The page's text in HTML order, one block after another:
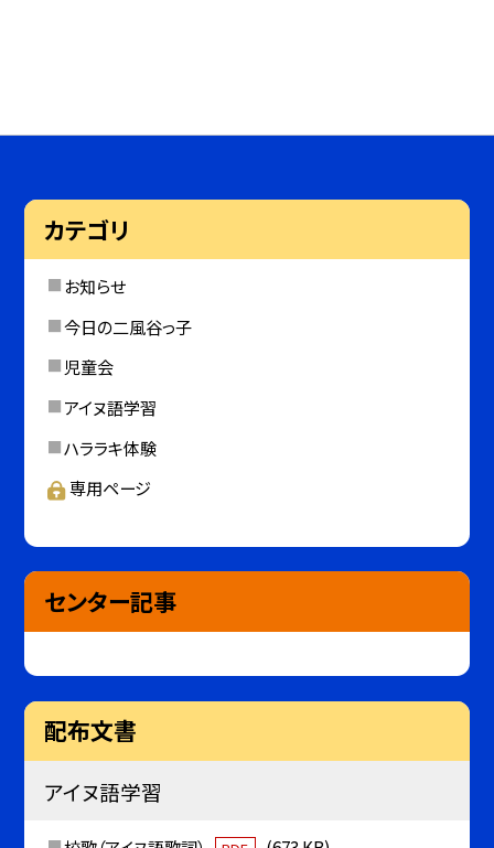
カテゴリ
お知らせ
今日の二風谷っ子
児童会
アイヌ語学習
ハララキ体験
専用ページ
センター記事
配布文書
アイヌ語学習